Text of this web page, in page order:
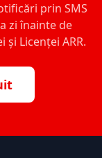
prin SMS
zi înainte de
și Licenței ARR.